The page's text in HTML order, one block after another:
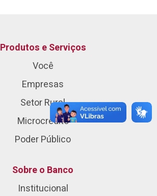
Produtos e Serviços
Você
Empresas
Setor Rural
Microcrédito
Poder Público
Sobre o Banco
Institucional